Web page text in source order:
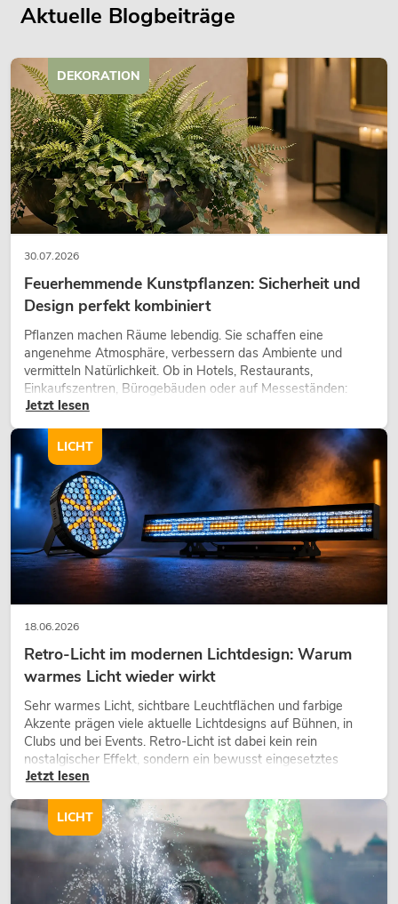
Aktuelle Blogbeiträge
30.07.2026
Feuerhemmende Kunstpflanzen: Sicherheit und
Design perfekt kombiniert
Pflanzen machen Räume lebendig. Sie schaffen eine
angenehme Atmosphäre, verbessern das Ambiente und
vermitteln Natürlichkeit. Ob in Hotels, Restaurants,
Einkaufszentren, Bürogebäuden oder auf Messeständen:
eine hochwertige Begrünung gehört heute längst zum
Jetzt lesen
DEKORATION
18.06.2026
Retro-Licht im modernen Lichtdesign: Warum
warmes Licht wieder wirkt
Sehr warmes Licht, sichtbare Leuchtflächen und farbige
Akzente prägen viele aktuelle Lichtdesigns auf Bühnen, in
Clubs und bei Events. Retro-Licht ist dabei kein rein
nostalgischer Effekt, sondern ein bewusst eingesetztes
Gestaltungsmittel: Es schafft Atmosphäre, gibt Szenen
wirken lassen.
Jetzt lesen
LICHT
LICHT